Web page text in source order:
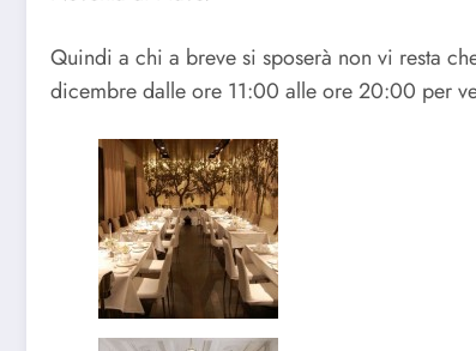
Quindi a chi a breve si sposerà non vi resta
dicembre dalle ore 11:00 alle ore 20:00 per